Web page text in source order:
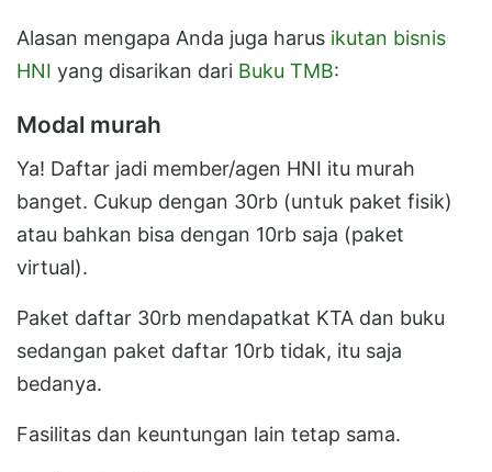
Alasan mengapa Anda juga harus ikutan bisnis
HNI yang disarikan dari Buku TMB:
Modal murah
Ya! Daftar jadi member/agen HNI itu murah
banget. Cukup dengan 30rb (untuk paket fisik)
atau bahkan bisa dengan 10rb saja (paket
virtual).
Paket daftar 30rb mendapatkat KTA dan buku
sedangan paket daftar 10rb tidak, itu saja
bedanya.
Fasilitas dan keuntungan lain tetap sama.